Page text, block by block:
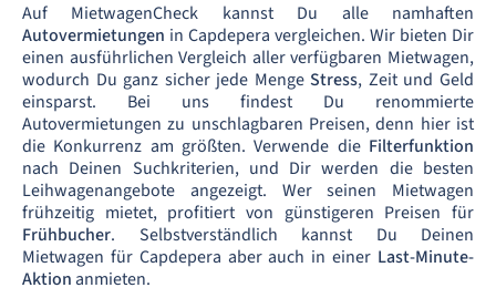
Auf MietwagenCheck kannst Du alle namhaften
Autovermietungen in Capdepera vergleichen. Wir bieten Dir
einen ausführlichen Vergleich aller verfügbaren Mietwagen,
wodurch Du ganz sicher jede MengeStress, Zeit und Geld
einsparst. Bei uns findest Du renommierte
Autovermietungen zu unschlagbaren Preisen, denn hier ist
die Konkurrenz am größten. Verwende die Filterfunktion
nach Deinen Suchkriterien, und Dir werden die besten
Leihwagenangebote angezeigt. Wer seinen Mietwagen
frühzeitig mietet, profitiert von günstigeren Preisen für
Frühbucher. Selbstverständlich kannst Du Deinen
Mietwagen für Capdepera aber auch in einer Last-Minute-
Aktionanmieten.